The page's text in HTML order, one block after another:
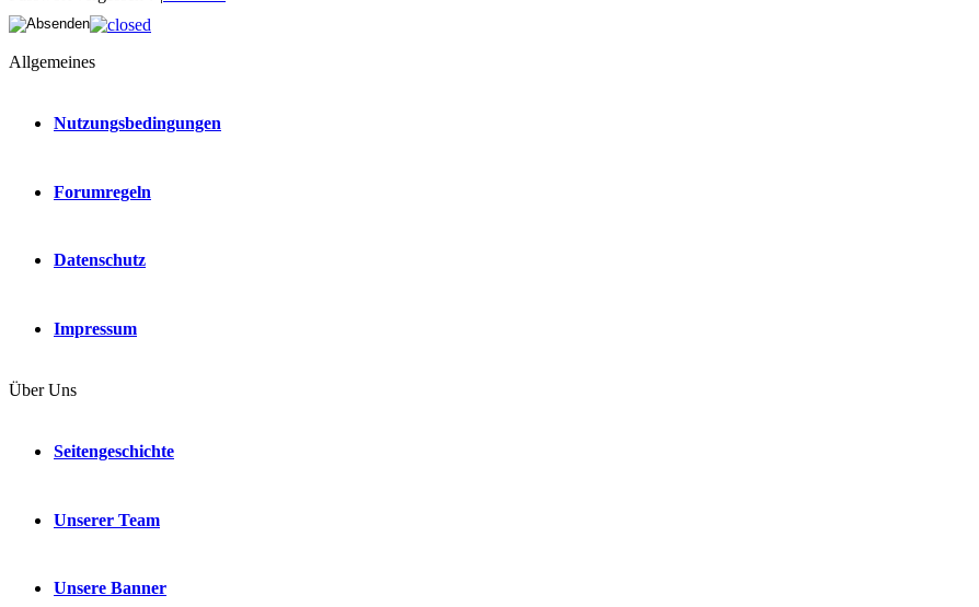
Allgemeines
Nutzungsbedingungen
Forumregeln
Datenschutz
Impressum
Über Uns
Seitengeschichte
Unserer Team
Unsere Banner